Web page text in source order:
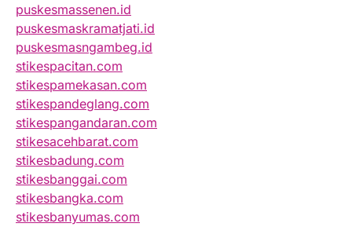
puskesmassenen.id
puskesmaskramatjati.id
puskesmasngambeg.id
stikespacitan.com
stikespamekasan.com
stikespandeglang.com
stikespangandaran.com
stikesacehbarat.com
stikesbadung.com
stikesbanggai.com
stikesbangka.com
stikesbanyumas.com